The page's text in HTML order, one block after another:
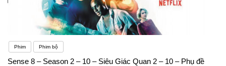
Phim Phim bộ
Sense 8 – Season 2 – 10 – Siêu Giác Quan 2 – 10 – Phụ đề